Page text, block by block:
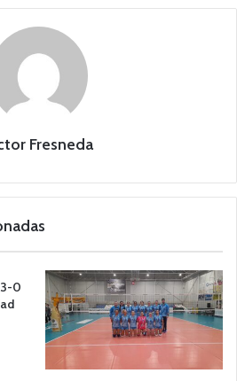
Fresneda
0